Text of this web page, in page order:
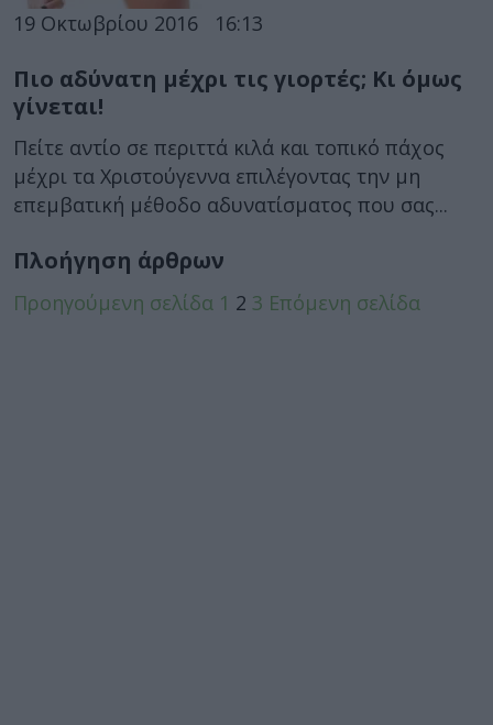
19 Οκτωβρίου 2016 16:13
Πιο αδύνατη μέχρι τις γιορτές; Κι όμως
γίνεται!
Πείτε αντίο σε περιττά κιλά και τοπικό πάχος
μέχρι τα Χριστούγεννα επιλέγοντας την μη
επεμβατική μέθοδο αδυνατίσματος που σας...
Πλοήγηση άρθρων
Προηγούμενη σελίδα 1 2 3 Επόμενη σελίδα